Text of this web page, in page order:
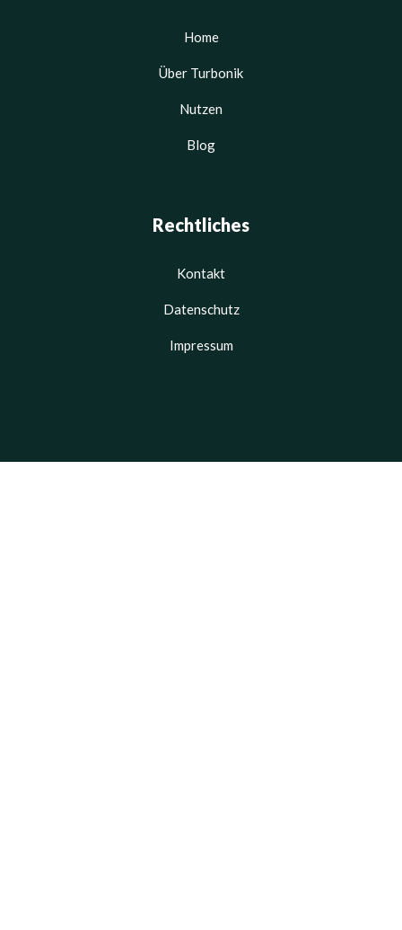
Home
Über Turbonik
Nutzen
Blog
Rechtliches
Kontakt
Datenschutz
Impressum